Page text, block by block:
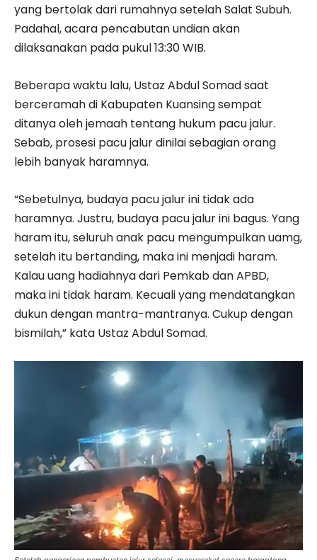
yang bertolak dari rumahnya setelah Salat Subuh.
Padahal, acara pencabutan undian akan
dilaksanakan pada pukul 13:30 WIB.
Beberapa waktu lalu, Ustaz Abdul Somad saat
berceramah di Kabupaten Kuansing sempat
ditanya oleh jemaah tentang hukum pacu jalur.
Sebab, prosesi pacu jalur dinilai sebagian orang
lebih banyak haramnya.
“Sebetulnya, budaya pacu jalur ini tidak ada
haramnya. Justru, budaya pacu jalur ini bagus. Yang
haram itu, seluruh anak pacu mengumpulkan uamg,
setelah itu bertanding, maka ini menjadi haram.
Kalau uang hadiahnya dari Pemkab dan APBD,
maka ini tidak haram. Kecuali yang mendatangkan
dukun dengan mantra-mantranya. Cukup dengan
bismilah,” kata Ustaz Abdul Somad.